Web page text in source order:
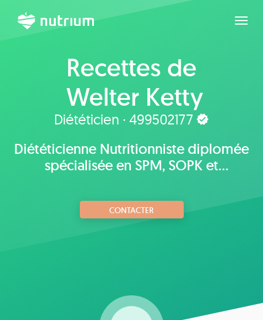
Recettes de
Welter Ketty
Diététicien · 499502177
Diététicienne Nutritionniste diplomée
spécialisée en SPM, SOPK et
CONTACTER